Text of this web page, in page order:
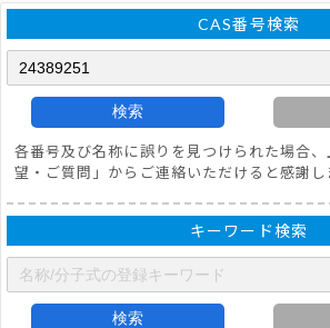
CAS番号検索
検索
各番号及び名称に誤りを見つけられた場合
望・ご質問」からご連絡いただけると感謝し
キーワード検索
検索